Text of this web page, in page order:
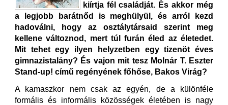
kiírtja fél családját. És akkor még
a legjobb barátnőd is meghülyül, és arról kezd
hadoválni, hogy az osztálytársaid szerint meg
kellene változnod, mert túl furán éled az életedet.
Mit tehet egy ilyen helyzetben egy tizenöt éves
gimnazistalány? És vajon mit tesz Molnár T. Eszter
Stand-up! című regényének főhőse, Bakos Virág?
A kamaszkor nem csak az egyén, de a különféle
formális és informális közösségek életében is nagy